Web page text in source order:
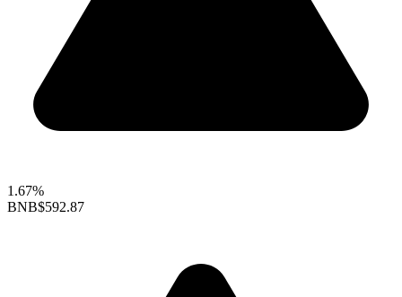
1.67%
BNB$592.87